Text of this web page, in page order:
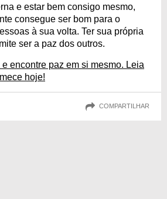
e estar bem consigo mesmo,
consegue ser bom para o
à sua volta. Ter sua própria
ser a paz dos outros.
encontre paz em si mesmo. Leia
hoje!
COMPARTILHAR